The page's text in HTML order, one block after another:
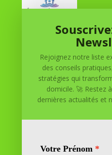
Réussite à Domicile
Réussite à Domicile est
pour atteindre vos objectifs
maison. Nous offrons des
vous aider à réussir.
Rejoignez notre liste
des conseils
stratégies qui
domicile. 🚀 Restez
dernières actualités et